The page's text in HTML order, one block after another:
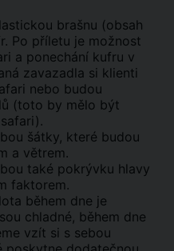
brašnu (obsah
Po příletu je možnost
a ponechání kufru v
zavazadla si klienti
nebo budou
(toto by mělo být
šátky, které budou
a větrem.
také pokrývku hlavy
faktorem.
během dne je
chladné, během dne
vzít si s sebou